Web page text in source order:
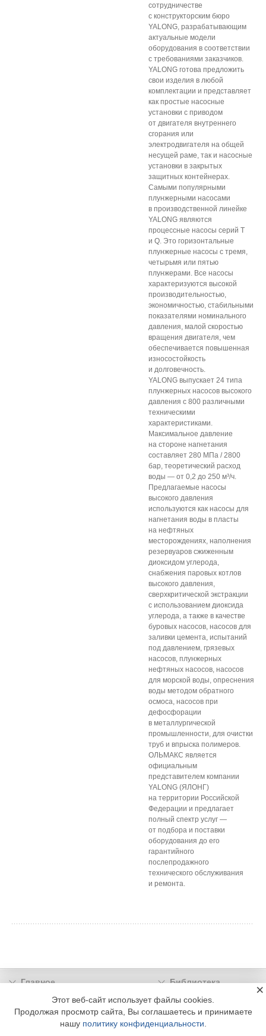
сотрудничестве
с конструкторским бюро
YALONG, разрабатывающим
актуальные модели
оборудования в соответствии
с требованиями заказчиков.
YALONG готова предложить
свои изделия в любой
комплектации и представляет
как простые насосные
установки с приводом
от двигателя внутреннего
сгорания или
электродвигателя на общей
несущей раме, так и насосные
установки в закрытых
защитных контейнерах.
Самыми популярными
плунжерными насосами
в производственной линейке
YALONG являются
процессные насосы серий T
и Q. Это горизонтальные
плунжерные насосы с тремя,
четырьмя или пятью
плунжерами. Все насосы
характеризуются высокой
производительностью,
экономичностью, стабильными
показателями номинального
давления, малой скоростью
вращения двигателя, чем
обеспечивается повышенная
износостойкость
и долговечность.
YALONG выпускает 24 типа
плунжерных насосов высокого
давления с 800 различными
техническими
характеристиками.
Максимальное давление
на стороне нагнетания
составляет 280 МПа / 2800
бар, теоретический расход
воды — от 0,2 до 250 м³/ч.
Предлагаемые насосы
высокого давления
используются как насосы для
нагнетания воды в пласты
на нефтяных
месторождениях, наполнения
резервуаров сжиженным
диоксидом углерода,
снабжения паровых котлов
высокого давления,
сверхкритической экстракции
с использованием диоксида
углерода, а также в качестве
буровых насосов, насосов для
заливки цемента, испытаний
под давлением, грязевых
насосов, плунжерных
нефтяных насосов, насосов
для морской воды, опреснения
воды методом обратного
осмоса, насосов при
дефосфорации
в металлургической
промышленности, для очистки
труб и впрыска полимеров.
ОЛЬМАКС является
официальным
представителем компании
YALONG (ЯЛОНГ)
на территории Российской
Федерации и предлагает
полный спектр услуг —
от подбора и поставки
оборудования до его
гарантийного
послепродажного
технического обслуживания
и ремонта.
Главное
Библиотека
Подписка
Реклама
Информация
Этот веб-сайт использует файлы cookies.
Продолжая просмотр сайта, Вы соглашаетесь и принимаете
нашу политику конфиденциальности
×